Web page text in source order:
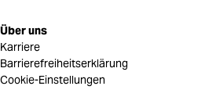
Über uns
Karriere
Barrierefreiheitserklärung
Cookie-Einstellungen